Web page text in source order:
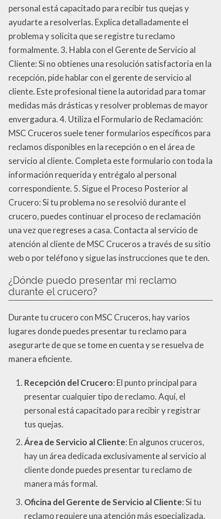
personal está capacitado para recibir tus quejas y
ayudarte a resolverlas. Explica detalladamente el
problema y solicita que se registre tu reclamo
formalmente. 3. Habla con el Gerente de Servicio al
Cliente: Si no obtienes una resolución satisfactoria en la
recepción, pide hablar con el gerente de servicio al
cliente. Este profesional tiene la autoridad para tomar
medidas más drásticas y resolver problemas de mayor
envergadura. 4. Utiliza el Formulario de Reclamación:
MSC Cruceros suele tener formularios específicos para
reclamos disponibles en la recepción o en el área de
servicio al cliente. Completa este formulario con toda la
información requerida y entrégalo al personal
correspondiente. 5. Sigue el Proceso Posterior al
Crucero: Si tu problema no se resolvió durante el
crucero, puedes continuar el proceso de reclamación
una vez que regreses a casa. Contacta al servicio de
atención al cliente de MSC Cruceros a través de su sitio
web o por teléfono y sigue las instrucciones que te den.
¿Dónde puedo presentar mi reclamo
durante el crucero?
Durante tu crucero con MSC Cruceros, hay varios
lugares donde puedes presentar tu reclamo para
asegurarte de que se tome en cuenta y se resuelva de
manera eficiente.
Recepción del Crucero: El punto principal para
presentar cualquier tipo de reclamo. Aquí, el
personal está capacitado para recibir y registrar
tus quejas.
Área de Servicio al Cliente: En algunos cruceros,
hay un área dedicada exclusivamente al servicio al
cliente donde puedes presentar tu reclamo de
manera más formal.
Oficina del Gerente de Servicio al Cliente: Si tu
reclamo requiere una atención más especializada,